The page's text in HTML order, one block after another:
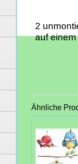
2
auf
Ähnliche